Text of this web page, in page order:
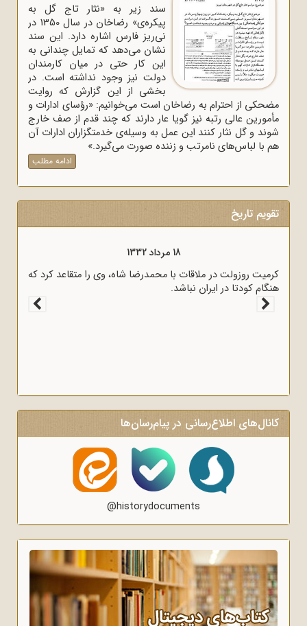
سند زیر به «نثار تاج گل به
پیکره‌ی» رضاخان در سال 1350 در
نی‌ریز فارس اشاره دارد. این سند
نشان می‌دهد که تمایل چندانی به
این کار حتی در میان کارمندان
دولت نیز وجود نداشته است. در
بخشی از این گزارش که روایت
مضحکی از احترام به رضاخان است می‌خوانیم: «رؤسای ادارات و
مأمورین عالی رتبه نیز گویا عار دارند که چند قدم از صف خارج
شوند و گل نثار کنند این عمل به وسیله‌ی خدمتگزاران ادارات آن
هم با لباس‌های نامرتب و زننده صورت می‌گیرد.»
ادامه مطلب
تقویم تاریخ
کرمیت روزولت در ملاقاتروحانی و سیاسی کشور در نامه‌ای برای رؤسای
را از پرداخت غرامت به انگلیس اعلام کردند.
کانال‌های اطلاع‌رسانی در پیام‌رسان‌ها
@historydocuments